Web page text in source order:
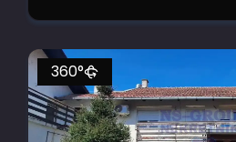
360°